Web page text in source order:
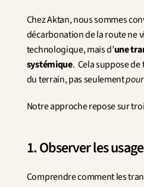
Chez Aktan, nous sommes
décarbonation de la route ne
technologique, mais d’une
systémique.  Cela suppose
du terrain, pas seulement pour
Notre approche repose sur
1. Observer les
Comprendre comment les